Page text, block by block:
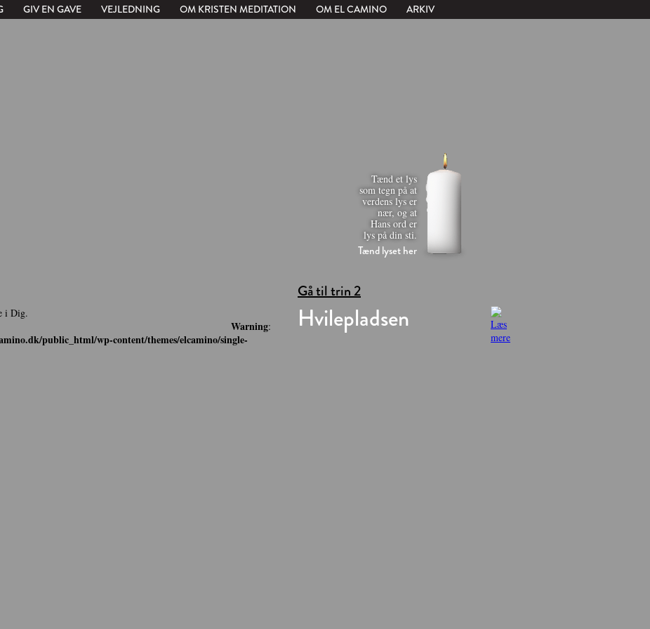
GIV EN GAVE VEJLEDNING OM KRISTEN MEDITATION OM EL CAMINO ARKIV
Tænd et lys
som tegn på at
verdens lys er
nær, og at
Hans ord er
lys på din sti.
Tænd lyset her
i Dig.
Gå til trin 2
Hvilepladsen
Warning:
public_html/wp-content/themes/elcamino/single-